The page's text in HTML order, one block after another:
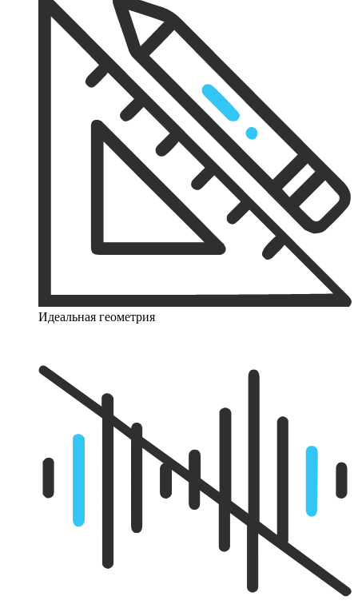
Идеальная геометрия